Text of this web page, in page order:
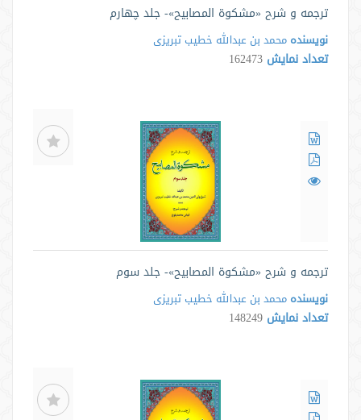
ترجمه و شرح «مشکوة المصابیح»- جلد چهارم
نویسنده محمد بن عبدالله خطیب تبریزی
تعداد نمایش 162473
ترجمه و شرح «مشکوة المصابیح»- جلد سوم
نویسنده محمد بن عبدالله خطیب تبریزی
تعداد نمایش 148249